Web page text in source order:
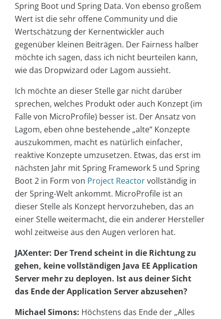
Spring Boot und Spring Data. Von ebenso großem
Wert ist die sehr offene Community und die
Wertschätzung der Kernentwickler auch
gegenüber kleinen Beiträgen. Der Fairness halber
möchte ich sagen, dass ich nicht beurteilen kann,
wie das Dropwizard oder Lagom aussieht.
Ich möchte an dieser Stelle gar nicht darüber
sprechen, welches Produkt oder auch Konzept (im
Falle von MicroProfile) besser ist. Der Ansatz von
Lagom, eben ohne bestehende „alte“ Konzepte
auszukommen, macht es natürlich einfacher,
reaktive Konzepte umzusetzen. Etwas, das erst im
nächsten Jahr mit Spring Framework 5 und Spring
Boot 2 in Form von Project Reactorvollständig in
der Spring-Welt ankommt. MicroProfile ist an
dieser Stelle als Konzept hervorzuheben, das an
einer Stelle weitermacht, die ein anderer Hersteller
wohl zeitweise aus den Augen verloren hat.
JAXenter: Der Trend scheint in die Richtung zu
gehen, keine vollständigen Java EE Application
Server mehr zu deployen. Ist aus deiner Sicht
das Ende der Application Server abzusehen?
Michael Simons: Höchstens das Ende der „Alles